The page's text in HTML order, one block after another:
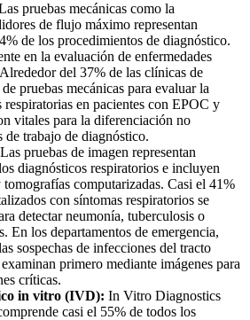
pruebas mecánicas como la
de flujo máximo representan
de los procedimientos de diagnóstico.
en la evaluación de enfermedades
del 37% de las clínicas de
pruebas mecánicas para evaluar la
en pacientes con EPOC y
vitales para la diferenciación no
trabajo de diagnóstico.
Las pruebas de imagen representan
diagnósticos respiratorios e incluyen
computarizadas. Casi el 41%
con síntomas respiratorios se
detectar neumonía, tuberculosis o
En los departamentos de emergencia,
sospechas de infecciones del tracto
primero mediante imágenes para
críticas.
in vitro (IVD): In Vitro Diagnostics
casi el 55% de todos los